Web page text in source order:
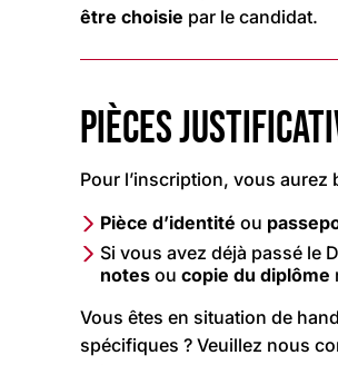
être choisie par le candidat.
PIÈCES
Pour l’inscription, vous
Pièce d’identité ou
Si vous avez déjà passé le
notes ou copie du diplôme
Vous êtes en situation de
spécifiques ? Veuillez nous